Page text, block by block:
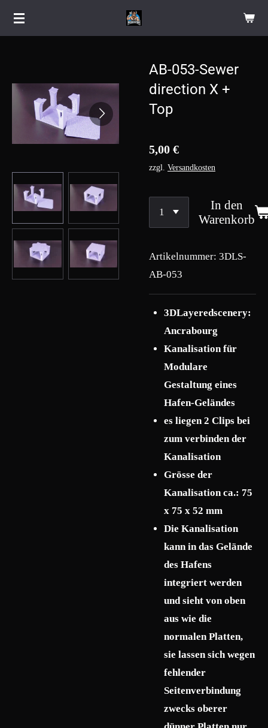
Zum
AB-053-Sewer
direction X +
Top
5,00 €
zzgl. Versandkosten
In den
Warenkorb
Artikelnummer: 3DLS-
AB-053
3DLayeredscenery:
Ancrabourg
Kanalisation für
Modulare
Gestaltung eines
Hafen-Geländes
es liegen 2 Clips bei
zum verbinden der
Kanalisation
Grösse der
Kanalisation ca.: 75
x 75 x 52 mm
Die Kanalisation
kann in das Gelände
des Hafens
integriert werden
und sieht von oben
aus wie die
normalen Platten,
sie lassen sich wegen
fehlender
Seitenverbindung
zwecks oberer